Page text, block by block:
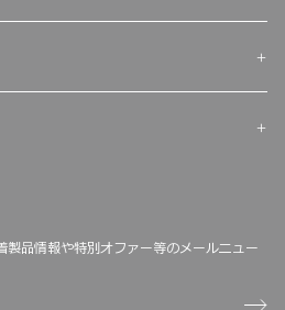
製品情報や特別オファー等のメールニュー